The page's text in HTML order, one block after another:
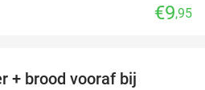
€9,95
+ brood vooraf bij